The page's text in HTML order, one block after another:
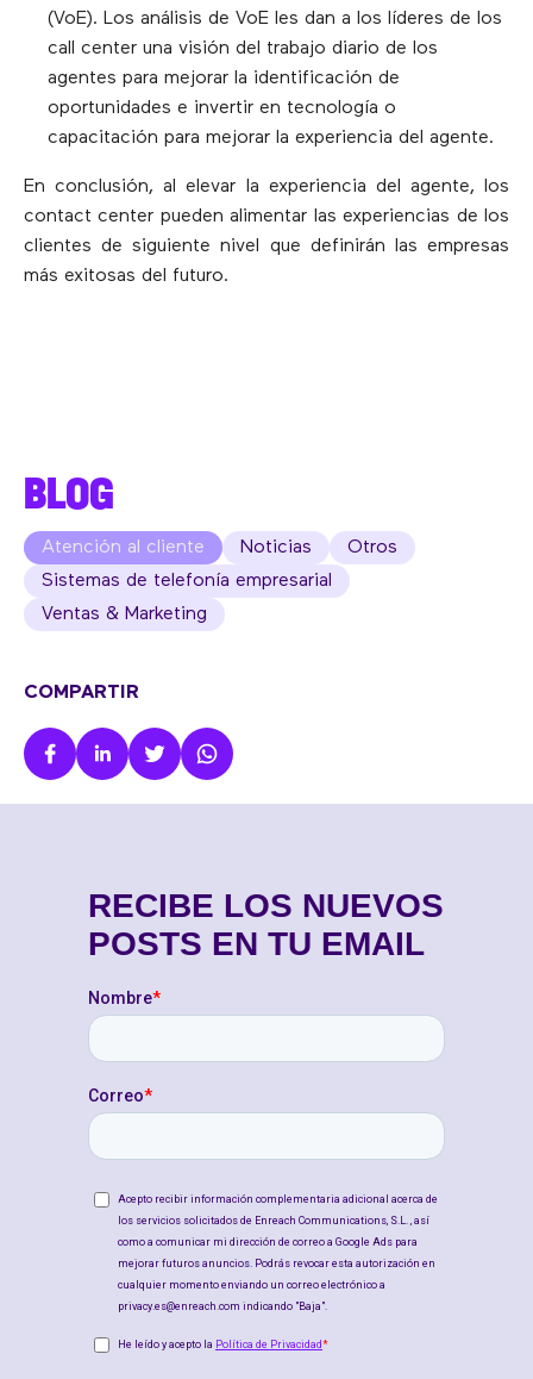
(VoE). Los análisis de VoE les dan a los líderes de los
call center una visión del trabajo diario de los
agentes para mejorar la identificación de
oportunidades e invertir en tecnología o
capacitación para mejorar la experiencia del agente.
En conclusión, al elevar la experiencia del agente, los
contact center pueden alimentar las experiencias de los
clientes de siguiente nivel que definirán las empresas
más exitosas del futuro.
BLOG
Atención al cliente Noticias
Otros
Sistemas de telefonía empresarial
Ventas & Marketing
COMPARTIR